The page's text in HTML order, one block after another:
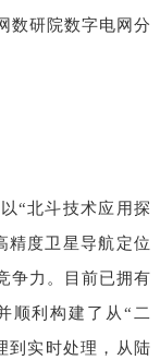
数研院数字电网分
“北斗技术应用探
精度卫星导航定位
争力。目前已拥有
顺利构建了从“二
到实时处理，从陆